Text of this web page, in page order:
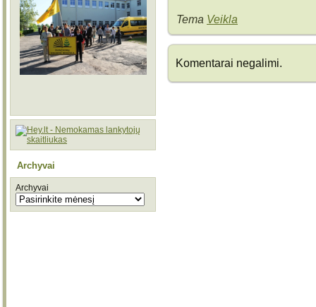
Archyvai
Archyvai
Tema Veikla
Komentarai negalimi.